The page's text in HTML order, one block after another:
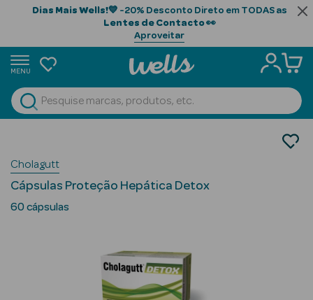
Dias Mais Wells!💙 -20% Desconto Direto em TODAS as
Lentes de Contacto👀
Aproveitar
MENU
Ver Tudo
Beauty Season
Cabelo
Profissional
Beauty Season
Sistema Digestivo
Cholagutt
Cápsulas Proteção Hepática Detox
60 cápsulas